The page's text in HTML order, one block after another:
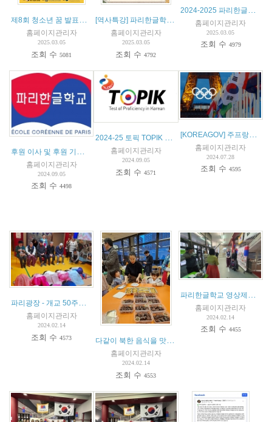
제8회 청소년 꿈 발표축제
홈페이지관리자
2025.03.05
조회 수5081
[역사특강] 파리한글학교 학생과 학부모 대상
홈페이지관리자
2025.03.05
조회 수4792
홈페이지관리자
2025.03.05
조회 수 4979
홈페이지관리자
2024.09.05
조회 수4498
2024-25 토픽 TOPIK 시험 안내
홈페이지관리자
2024.09.05
조회 수4571
[KOREAGOV] 주프랑스대한민국대사관에서 알려드립니다. [안전공지] 파리올림픽 관련 안전공지
홈페이지관리자
2024.07.28
조회 수 4595
파리광장 - 개교 50주년을 맞이한 파리 한글학교 2024 설날 행사
홈페이지관리자
2024.02.14
조회 수4573 다같이 북한 음식을 맛봐요
홈페이지관리자
2024.02.14
조회 수4553
홈페이지관리자
2024.02.14
조회 수 4455